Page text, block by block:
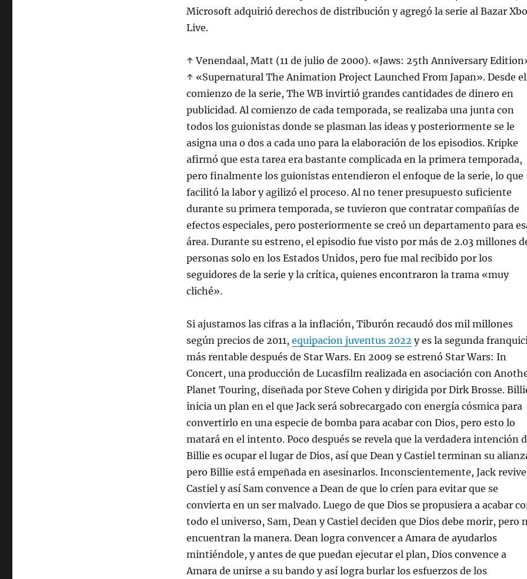
Microsoft adquirió derechos de distribución y agregó la serie al Bazar
Live.
↑ Venendaal, Matt (11 de julio de 2000). «Jaws: 25th Anniversary
↑ «Supernatural The Animation Project Launched From Japan». Desde el
comienzo de la serie, The WB invirtió grandes cantidades de dinero en
publicidad. Al comienzo de cada temporada, se realizaba una junta con
todos los guionistas donde se plasman las ideas y posteriormente se le
asigna una o dos a cada uno para la elaboración de los episodios. Kripke
afirmó que esta tarea era bastante complicada en la primera temporada,
pero finalmente los guionistas entendieron el enfoque de la serie, lo que
facilitó la labor y agilizó el proceso. Al no tener presupuesto suficiente
durante su primera temporada, se tuvieron que contratar compañías de
efectos especiales, pero posteriormente se creó un departamento para
área. Durante su estreno, el episodio fue visto por más de 2.03 millones
personas solo en los Estados Unidos, pero fue mal recibido por los
seguidores de la serie y la crítica, quienes encontraron la trama «muy
cliché».
Si ajustamos las cifras a la inflación, Tiburón recaudó dos mil millones
según precios de 2011, equipacion juventus 2022 y es la segunda
más rentable después de Star Wars. En 2009 se estrenó Star Wars: In
Concert, una producción de Lucasfilm realizada en asociación con
Planet Touring, diseñada por Steve Cohen y dirigida por Dirk Brosse.
inicia un plan en el que Jack será sobrecargado con energía cósmica para
convertirlo en una especie de bomba para acabar con Dios, pero esto lo
matará en el intento. Poco después se revela que la verdadera intención
Billie es ocupar el lugar de Dios, así que Dean y Castiel terminan su
pero Billie está empeñada en asesinarlos. Inconscientemente, Jack
Castiel y así Sam convence a Dean de que lo críen para evitar que se
convierta en un ser malvado. Luego de que Dios se propusiera a acabar
todo el universo, Sam, Dean y Castiel deciden que Dios debe morir, pero
encuentran la manera. Dean logra convencer a Amara de ayudarlos
mintiéndole, y antes de que puedan ejecutar el plan, Dios convence a
Amara de unirse a su bando y así logra burlar los esfuerzos de los